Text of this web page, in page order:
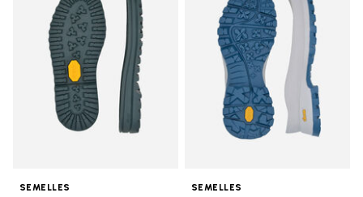
SEMELLES SEMELLES